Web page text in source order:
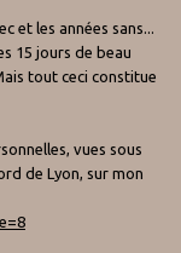
et les années sans...
15 jours de beau
tout ceci constitue
vues sous
de Lyon, sur mon